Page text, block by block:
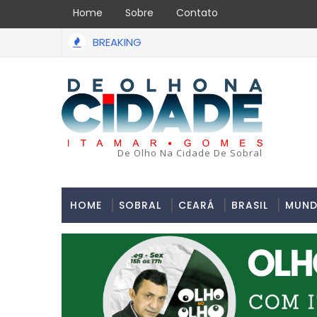
Home Sobre Contato
BREAKING
De Olho Na Cidade De Sobral
HOME SOBRAL CEARÁ BRASIL